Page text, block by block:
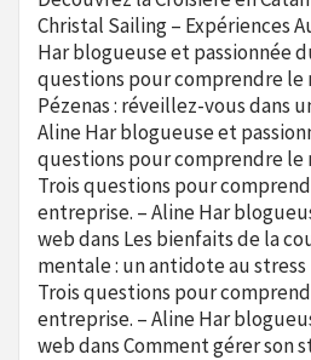
Christal Sailing – Expériences
Har blogueuse et passionnée
questions pour comprendre le
Pézenas : réveillez-vous dans
Aline Har blogueuse et
questions pour comprendre le
Trois questions pour
entreprise. – Aline Har
webdans Les bienfaits de la
mentale : un antidote au stress
Trois questions pour
entreprise. – Aline Har
webdansComment gérer son